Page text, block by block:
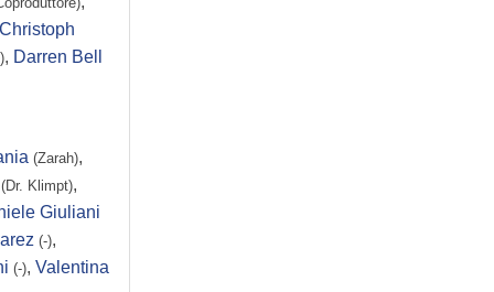
Christoph
, Darren Bell
(Zarah),
(Dr. Klimpt),
Giuliani
(-),
(-), Valentina